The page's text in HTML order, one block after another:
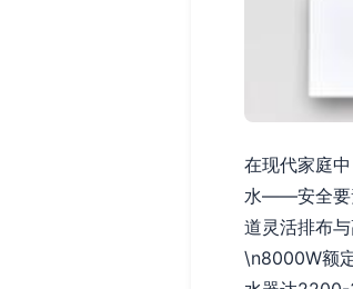
在现代家庭
水——安全要
道灵活排布
\n8000W额